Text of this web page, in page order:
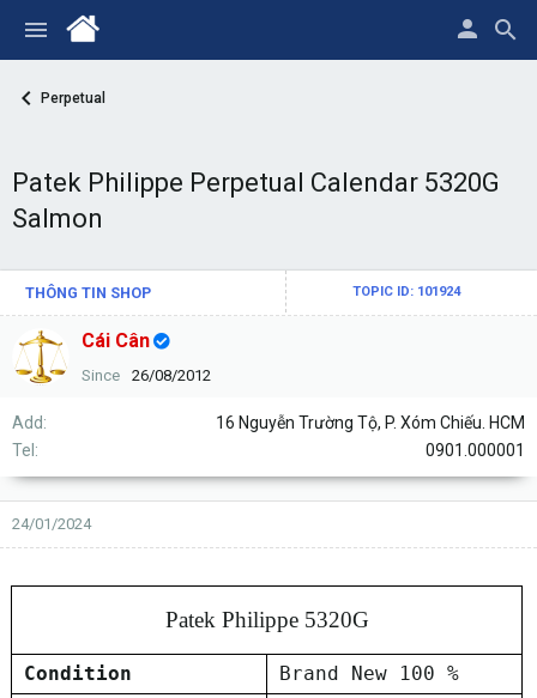
Perpetual
Patek Philippe Perpetual Calendar 5320G
Salmon
THÔNG TIN SHOP TOPIC ID: 101924
Cái Cân
Since 26/08/2012
Add
16 Nguyễn Trường Tộ, P. Xóm Chiếu. HCM
Tel
0901.000001
24/01/2024
Patek Philippe 5320G
Condition
Brand New 100 %